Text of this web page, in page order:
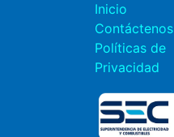
Inicio
Contáctenos
Políticas de
Privacidad